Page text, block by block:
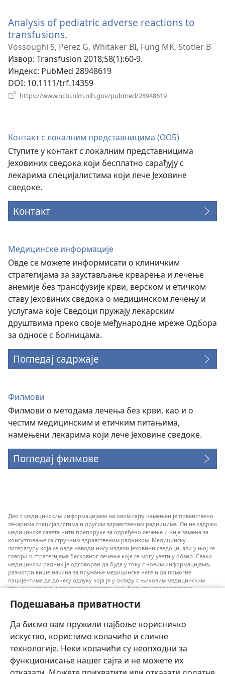
Подешавања приватности
Да бисмо вам пружили најбоље корисничко
искуство, користимо колачиће и сличне
технологије. Неки колачићи су неопходни за
функционисање нашег сајта и не можете их
Analysis of pediatric adverse reactions to
transfusions.
нови
прозор)
Vossoughi S, Perez G, Whitaker BI, Fung MK, Stotler B
Извор‎: Transfusion 2018;58(1):60-9.
Индекс‎: PubMed 28948619
DOI‎: 10.1111/trf.14359
https://www.ncbi.nlm.nih.gov/pubmed/28948619
Контакт с локалним представницима (ООБ)
Ступите у контакт с локалним представницима
Јеховиних сведока који бесплатно сарађују с
лекарима специјалистима који лече Јеховине
сведоке.
Контакт
Медицинске информације
Овде се можете информисати о клиничким
стратегијама за заустављање крварења и лечење
анемије без трансфузије крви, верском и етичком
ставу Јеховиних сведока о медицинском лечењу и
услугама које Сведоци пружају лекарским
друштвима преко своје међународне мреже Одбора
за односе с болницама.
Погледај садржаје
Филмови
Филмови о методама лечења без крви, као и о
честим медицинским и етичким питањима,
намењени лекарима који лече Јеховине сведоке.
Погледај филмове
Део с медицинским информацијама на овом сајту намењен је првенствено
лекарима специјалистима и другим здравственим радницима. Он не садржи
медицинске савете нити препоруке за одређено лечење и није замена за
консултовање са стручним здравственим радником. Медицинску
литературу која се овде наводи нису издали Јеховини сведоци, али у њој се
говори о стратегијама бескрвног лечења које се могу узети у обзир. Сваки
медицински радник је одговоран да буде у току с новим информацијама,
размотри више начина за пружање медицинске неге и да помогне
пацијентима да донесу одлуку која је у складу с њиховим медицинским
стањем, жељама, мерилима и веровањима. Нису све овде наведене
За пацијенте: Увек се консултујте с вашим лекаром или другим
стањем и лечењем. Ако сматрате да имате здравствених проблема,
обратите се лекару.
Коришћење овог веб-сајта прописано је правилима коришћења.